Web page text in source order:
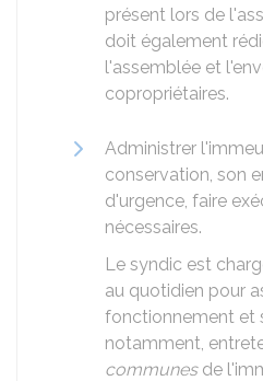
présent lors de
doit également
l'assemblée et
copropriétaires.
Administrer
conservation, son
d'urgence, faire
nécessaires.
Le syndic est
au quotidien pour
fonctionnement et
notamment,
communesde